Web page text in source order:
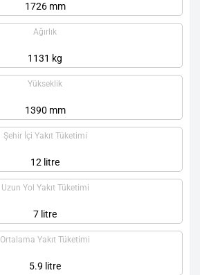
1726 mm
Ağırlık
1131 kg
Yükseklik
1390 mm
Şehir İçi Yakıt Tüketimi
12 litre
Uzun Yol Yakıt Tüketimi
7 litre
Ortalama Yakıt Tüketimi
5.9 litre